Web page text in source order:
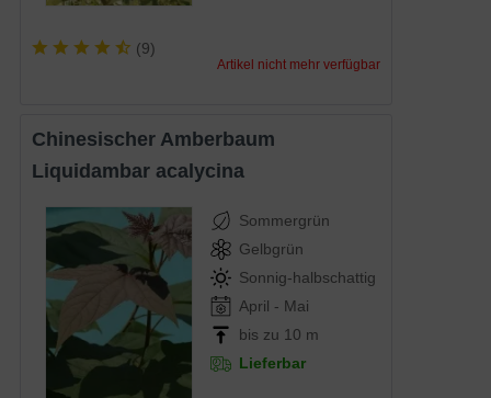
(9)
Artikel nicht mehr verfügbar
Chinesischer Amberbaum
Liquidambar acalycina
Sommergrün
Gelbgrün
Sonnig-halbschattig
April - Mai
bis zu 10 m
Lieferbar